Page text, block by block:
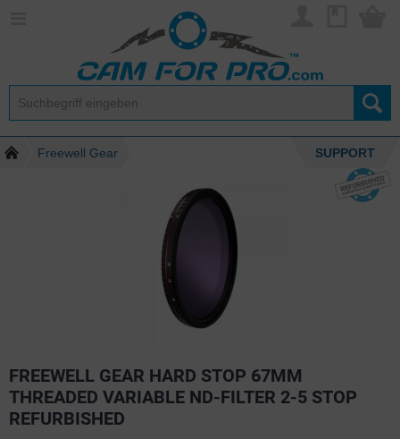
Freewell Gear SUPPORT
FREEWELL GEAR HARD STOP 67MM
THREADED VARIABLE ND-FILTER 2-5 STOP
REFURBISHED